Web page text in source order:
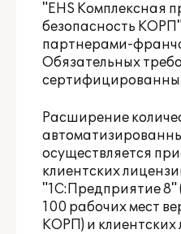
"EHS Комплексная
безопасность
партнерами-
Обязательных
Расширение
осуществляется
клиентских
"1С:Предприятие 8"
100 рабочих мест
КОРП) и клиентских